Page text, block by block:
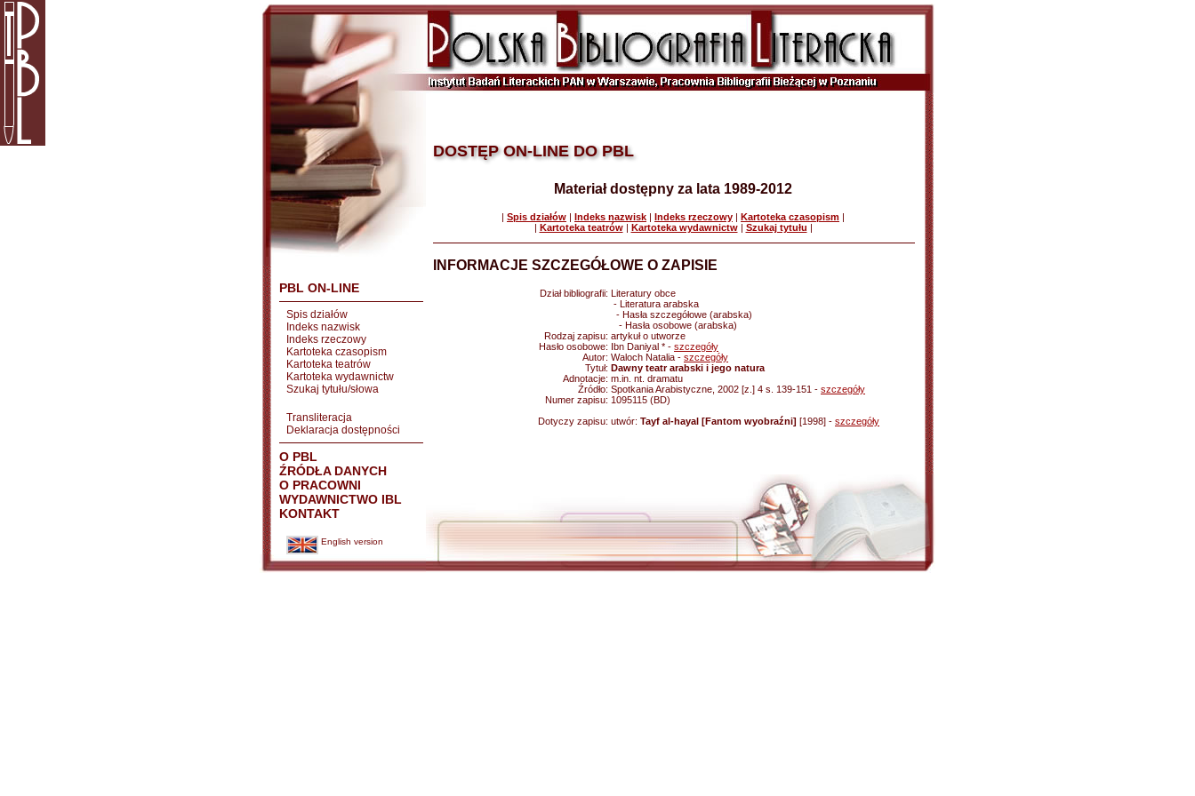
PBL ON-LINE
Spis działów
Indeks nazwisk
Indeks rzeczowy
Kartoteka czasopism
Kartoteka teatrów
Kartoteka wydawnictw
Szukaj tytułu/słowa
Transliteracja
Deklaracja dostępności
O PBL
ŹRÓDŁA DANYCH
O PRACOWNI
WYDAWNICTWO IBL
KONTAKT
English version
DOSTĘP ON-LINE DO PBL
Materiał dostępny za lata 1989-2012
| Spis działów | Indeks nazwisk | Indeks rzeczowy | Kartoteka czasopism |
| Kartoteka teatrów| Kartoteka wydawnictw| Szukaj tytułu |
INFORMACJE SZCZEGÓŁOWE O ZAPISIE
Dział bibliografii: Literatury obce
- Literatura arabska
- Hasła szczegółowe (arabska)
- Hasła osobowe (arabska)
Rodzaj zapisu: artykuł o utworze
Hasło osobowe: Ibn Daniyal * - szczegóły
Autor: Waloch Natalia - szczegóły
Tytuł: Dawny teatr arabski i jego natura
Adnotacje: m.in. nt. dramatu
Źródło: Spotkania Arabistyczne, 2002 [z.] 4 s. 139-151 - szczegóły
Numer zapisu: 1095115 (BD)
Dotyczy zapisu: utwór: Tayf al-hayal [Fantom wyobraźni] [1998] - szczegóły